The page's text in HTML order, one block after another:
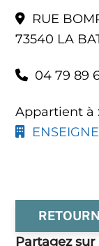
RUE
73540 LA
04 79 89
Appartient à :
Partagez